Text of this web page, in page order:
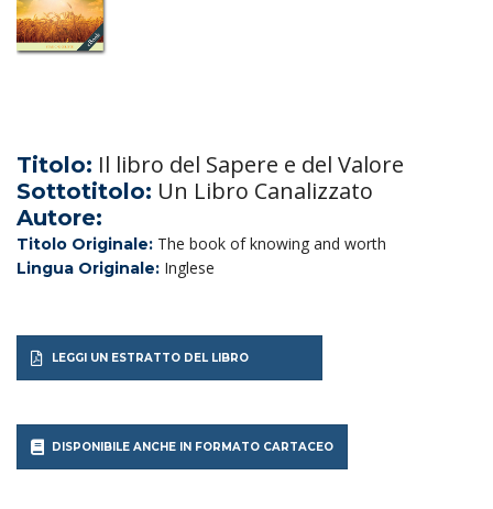
Titolo: Il libro del Sapere e del Valore
Sottotitolo: Un Libro Canalizzato
Autore:
Titolo Originale: The book of knowing and worth
Lingua Originale: Inglese
LEGGI UN ESTRATTO DEL LIBRO
DISPONIBILE ANCHE IN FORMATO CARTACEO